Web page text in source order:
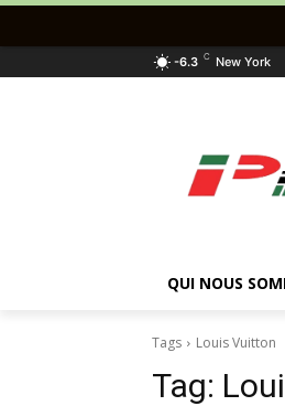
-6.3 C New York
QUI NOUS
Tags Louis Vuitton
Tag: